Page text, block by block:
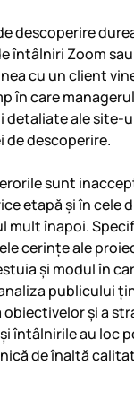
descoperire
întâlniri Zoom
cu un client
în care
detaliate ale site-
de descoperire.
sunt
etapă și în cele
mult înapoi.
cerințe ale
și modul în
publicului
și a
întâlnirile au loc
de înaltă